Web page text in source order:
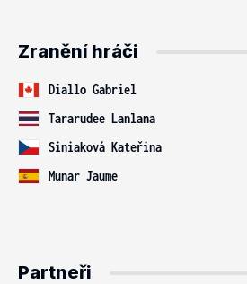
Zranění hráči
Diallo Gabriel
Tararudee Lanlana
Siniaková Kateřina
Munar Jaume
Partneři